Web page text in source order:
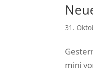
31.
mini